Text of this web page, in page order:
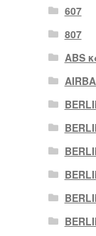
607
807
ABS